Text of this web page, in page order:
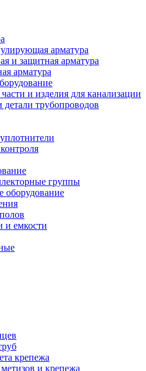
арматура
и защитная арматура
арматура
и изделия для канализации
трубопроводов
группы
оборудование
и емкости
крепежа
и крепежа